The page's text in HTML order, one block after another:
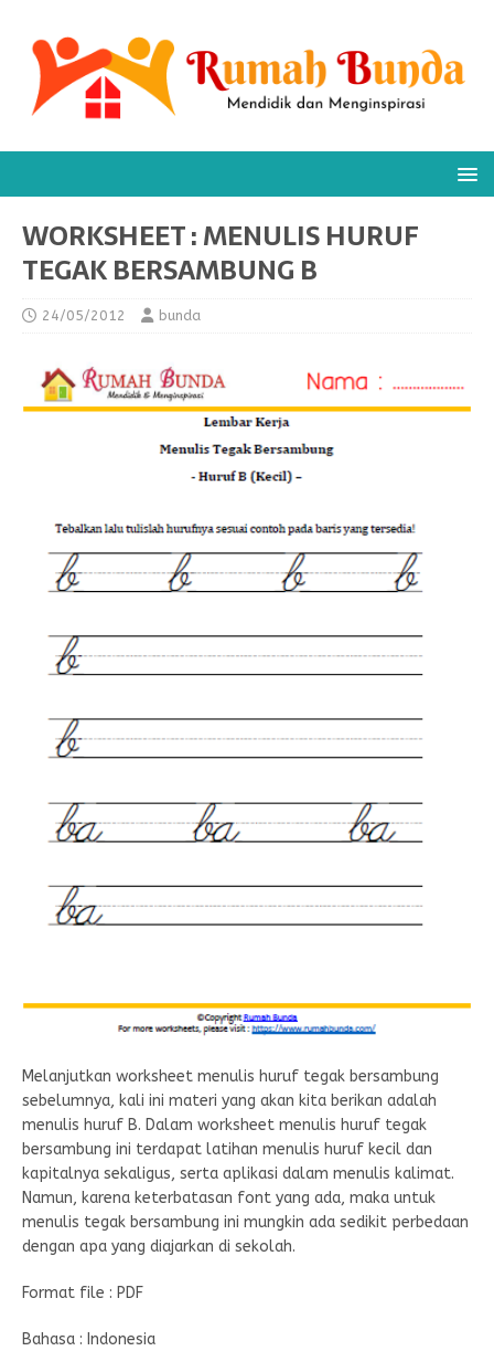
WORKSHEET : MENULIS HURUF
TEGAK BERSAMBUNG B
24/05/2012 bunda
Melanjutkan worksheet menulis huruf tegak bersambung
sebelumnya, kali ini materi yang akan kita berikan adalah
menulis huruf B. Dalam worksheet menulis huruf tegak
bersambung ini terdapat latihan menulis huruf kecil dan
kapitalnya sekaligus, serta aplikasi dalam menulis kalimat.
Namun, karena keterbatasan font yang ada, maka untuk
menulis tegak bersambung ini mungkin ada sedikit perbedaan
dengan apa yang diajarkan di sekolah.
Format file : PDF
Bahasa : Indonesia